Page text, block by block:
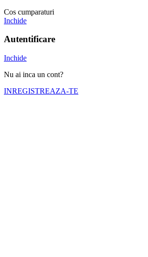
Cos cumparaturi
Inchide
Autentificare
Inchide
Nu ai inca un cont?
INREGISTREAZA-TE